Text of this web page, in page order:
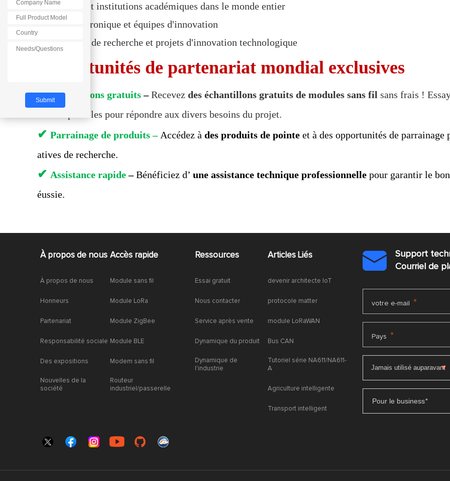
Universités et institutions académiques dans le monde entier
Clubs d'électronique et équipes d'innovation
Laboratoires de recherche et projets d'innovation technologique
Opportunités de partenariat mondial exclusives
✔Échantillons gratuits–Recevez des échantillons gratuits de modules sans fil sans frais !
èles disponibles pour répondre aux divers besoins du projet.
✔ Parrainage de produits – Accédez à des produits de pointe et à des opportunités de
atives de recherche.
✔ Assistance rapide–Bénéficiez d’ une assistance technique professionnelle pour garantir le
éussie.
À propos de nous
À propos de nous
Honneurs
Partenariat
Responsabilité sociale
Des expositions
Nouvelles de la
société
Accès rapide
Module sans fil
Module LoRa
Module ZigBee
Module BLE
Modem sans fil
Routeur
industriel/passerelle
Ressources
Essai gratuit
Nous contacter
Service après vente
Dynamique du produit
Dynamique de
l'industrie
Articles Liés
devenir architecte IoT
protocole matter
module LoRaWAN
Bus CAN
Tutoriel série NA611/NA611-
A
Agriculture intelligente
Transport intelligent

Support
Courriel de
votre e-mail *
Pays *
Pour le business*